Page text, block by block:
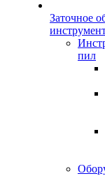
Заточное
пил